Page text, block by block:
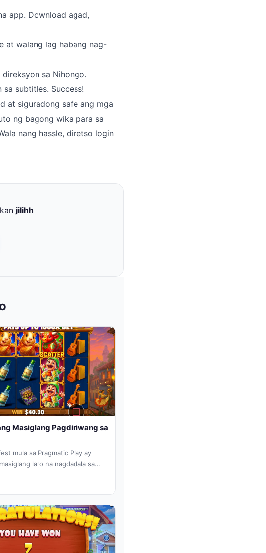
app. Download agad,
at walang lag habang nag-
sa Nihongo.
subtitles. Success!
at siguradong safe ang mga
ng bagong wika para sa
nang hassle, diretso login
jilihh
Masiglang Pagdiriwang sa
mula sa Pragmatic Play ay
laro na nagdadala sa